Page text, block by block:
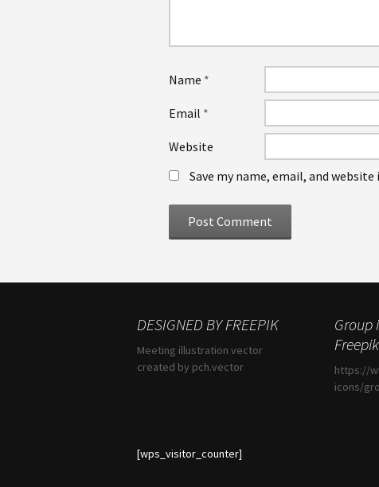
Name *
Email *
Website
Save my name, email, and
DESIGNED BY FREEPIK
Meeting illustration vector
created by pch.vector
Group
https://
icons/
[wps_visitor_counter]